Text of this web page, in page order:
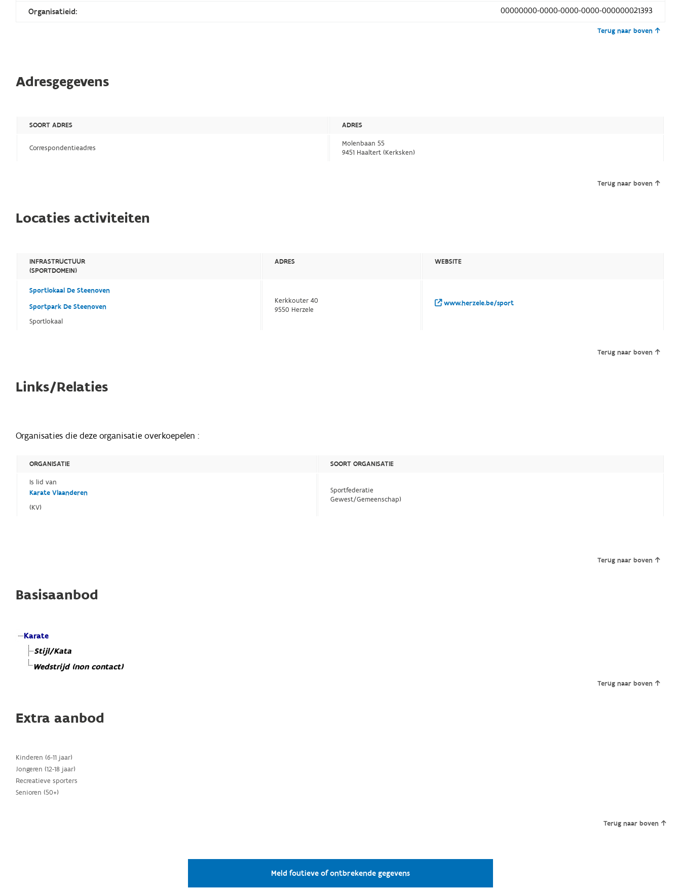
Organisatieid: 00000000-0000-0000-0000-000000021393
Terug naar boven
Adresgegevens
SOORT ADRES ADRES
Correspondentieadres
Molenbaan 55
9451 Haaltert (Kerksken)
Terug naar boven
Locaties activiteiten
INFRASTRUCTUUR
(SPORTDOMEIN)
ADRES WEBSITE
Sportlokaal De Steenoven
Sportpark De Steenoven
Sportlokaal
Kerkkouter 40
9550 Herzele
www.herzele.be/sport
Terug naar boven
Links/Relaties
Organisaties die deze organisatie overkoepelen :
ORGANISATIE
SOORT ORGANISATIE
Is lid van
Karate Vlaanderen
(KV)
Sportfederatie
Gewest/Gemeenschap)
Terug naar boven
Basisaanbod
Karate
Stijl/Kata
Wedstrijd (non contact)
Terug naar boven
Extra aanbod
Kinderen (6-11 jaar)
Jongeren (12-18 jaar)
Recreatieve sporters
Senioren (50+)
Terug naar boven
Meld foutieve of ontbrekende gegevens